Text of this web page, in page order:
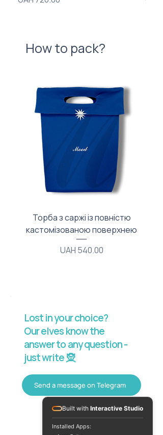
How to pack?
Торба з саржі із повністю
кастомізованою поверхнею
Price
UAH 540.00
Lost in your choice?
Our elves know the
answer to any question -
just write 🧝
Send a message on Telegram
Built with Interactive Studio
Installed Apps: